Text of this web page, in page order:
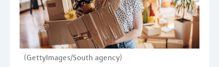
(GettyImages/South agency)